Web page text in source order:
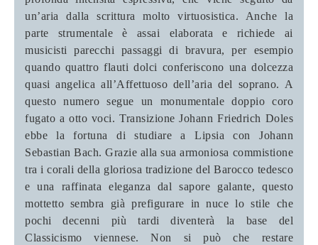
un’aria dalla scrittura molto virtuosistica. Anche la
parte strumentale è assai elaborata e richiede ai
musicisti parecchi passaggi di bravura, per esempio
quando quattro flauti dolci conferiscono una dolcezza
quasi angelica all’Affettuoso dell’aria del soprano. A
questo numero segue un monumentale doppio coro
fugato a otto voci.Transizione Johann Friedrich Doles
ebbe la fortuna di studiare a Lipsia con Johann
Sebastian Bach. Grazie alla sua armoniosa commistione
tra i corali della gloriosa tradizione del Barocco tedesco
e una raffinata eleganza dal sapore galante, questo
mottetto sembra già prefigurare in nuce lo stile che
pochi decenni più tardi diventerà la base del
Classicismo viennese. Non si può che restare